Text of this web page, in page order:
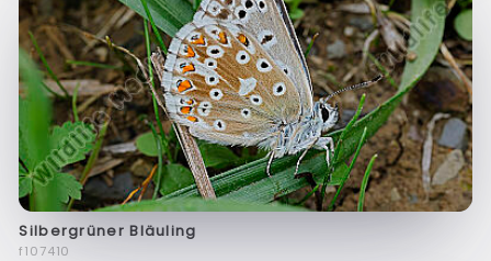
Silbergrüner Bläuling
f107410